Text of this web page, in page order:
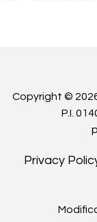
Copyright ©
P.I.
Privacy